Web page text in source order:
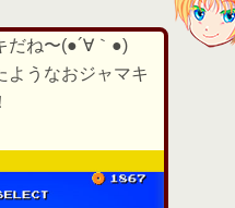
だね〜(●´∀｀●)
ようなおジャマキ